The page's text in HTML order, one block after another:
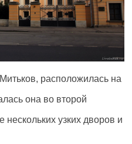
расположилась на
она во второй
нескольких узких дворов и